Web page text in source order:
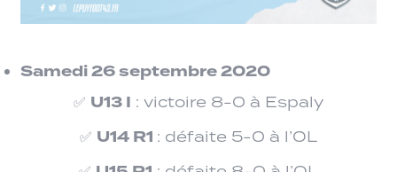
Samedi 26 septembre 2020
✅ U13 I : victoire 8-0 à Espaly
✅ U14 R1 : défaite 5-0 à l’OL